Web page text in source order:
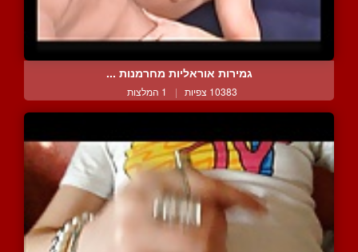
גמירות אוראליות מחרמנות ...
10383 צפיות | 1 המלצות